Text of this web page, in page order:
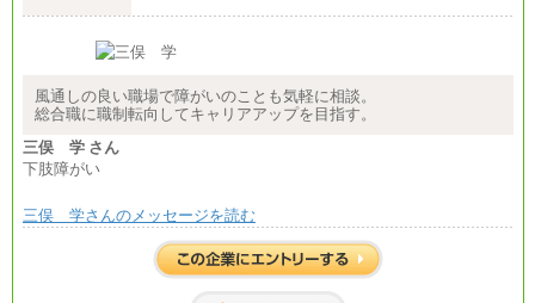
風通しの良い職場で障がいのことも気軽に相談。
総合職に職制転向してキャリアアップを目指す。
三俣 学 さん
下肢障がい
三俣 学さんのメッセージを読む